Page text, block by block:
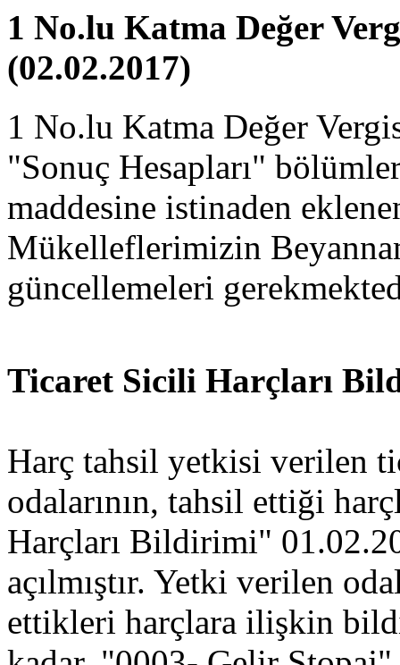
1 No.lu Katma Değer
(02.02.2017)
1 No.lu Katma Değer
"Sonuç Hesapları"
maddesine istinaden
Mükelleflerimizin
güncellemeleri
Ticaret Sicili Harçları
Harç tahsil yetkisi verilen
odalarının, tahsil ettiği
Harçları Bildirimi"
açılmıştır. Yetki verilen
ettikleri harçlara ilişkin